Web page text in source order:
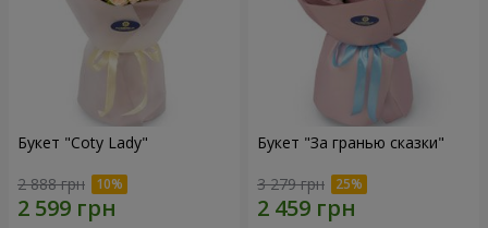
Букет "Coty Lady"
2 888 грн
Букет "За гранью сказки"
3 279 грн